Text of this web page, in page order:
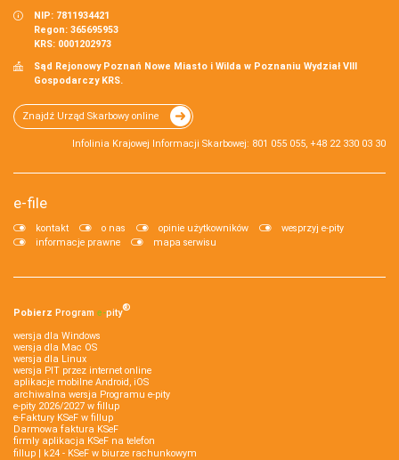
NIP: 7811934421
Regon: 365695953
KRS: 0001202973
Sąd Rejonowy Poznań Nowe Miasto i Wilda w Poznaniu Wydział VIII
Gospodarczy KRS.
Znajdź Urząd Skarbowy online
Infolinia Krajowej Informacji Skarbowej: 801 055 055, +48 22 330 03 30
e-file
kontakt o nas opinie użytkowników
wesprzyj e-pity
informacje prawne
mapa serwisu
Pobierz Program e‑pity®
wersja dla Windows
wersja dla Mac OS
wersja dla Linux
wersja PIT przez internet online
aplikacje mobilne Android, iOS
archiwalna wersja Programu e-pity
e-pity 2026/2027 w fillup
e‑Faktury KSeF w fillup
Darmowa faktura KSeF
firmly aplikacja KSeF na telefon
fillup | k24 - KSeF w biurze rachunkowym